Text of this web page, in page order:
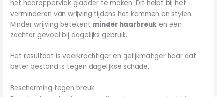
het haaroppervlak gladder te maken. Dit helpt bij het
verminderen van wrijving tijdens het kammen en stylen.
Minder wrijving betekent minder haarbreuk en een
zachter gevoel bij dagelijks gebruik.
Het resultaat is veerkrachtiger en gelijkmatiger haar dat
beter bestand is tegen dagelijkse schade.
Bescherming tegen breuk